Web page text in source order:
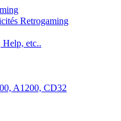
Retrogaming
etc..
A1200, CD32